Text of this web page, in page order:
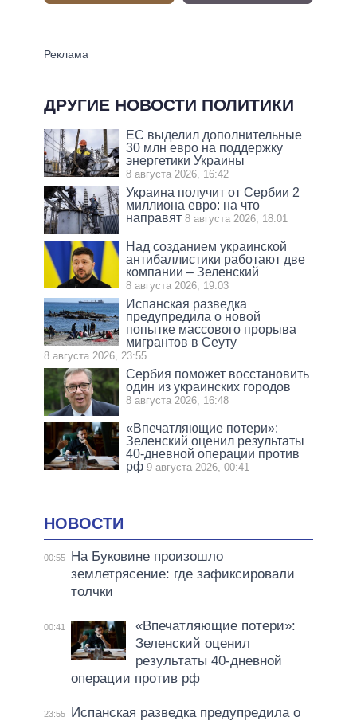
ДРУГИЕ НОВОСТИ ПОЛИТИКИ
ЕС выделил дополнительные
30 млн евро на поддержку
энергетики Украины
8 августа 2026, 16:42
Украина получит от Сербии 2
миллиона евро: на что
направят 8 августа 2026, 18:01
Над созданием украинской
антибаллистики работают две
компании – Зеленский
8 августа 2026, 19:03
Испанская разведка
предупредила о новой
попытке массового прорыва
мигрантов в Сеуту
8 августа 2026, 23:55
Сербия поможет восстановить
один из украинских городов
8 августа 2026, 16:48
«Впечатляющие потери»:
Зеленский оценил результаты
40-дневной операции против
рф 9 августа 2026, 00:41
НОВОСТИ
00:55
На Буковине произошло
землетрясение: где зафиксировали
толчки
00:41
«Впечатляющие потери»:
Зеленский оценил
результаты 40-дневной
операции против рф
23:55
Испанская разведка предупредила о